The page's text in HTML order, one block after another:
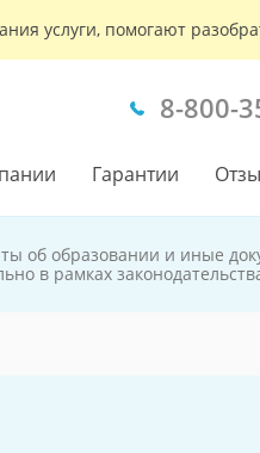
услуги, помогают
8-800-
Гарантии
об образовании и иные
в рамках